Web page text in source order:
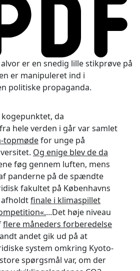
er en snedig lille stikprøve på
er manipuleret ind i
politiske propaganda.
da
hele verden i går var samlet
topmødefor unge på
Og enige blev de da
føg gennem luften, mens
panderne på de spændte
fakultet på Københavns
finale i klimaspillet
...Det høje niveau
flere måneders forberedelse
andet gik ud på at
system omkring Kyoto-
spørgsmål var, om der